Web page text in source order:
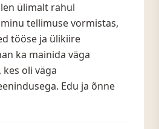
ülimalt rahul
tellimuse vormistas,
tööse ja ülikiire
ka mainida väga
oli väga
Edu ja õnne